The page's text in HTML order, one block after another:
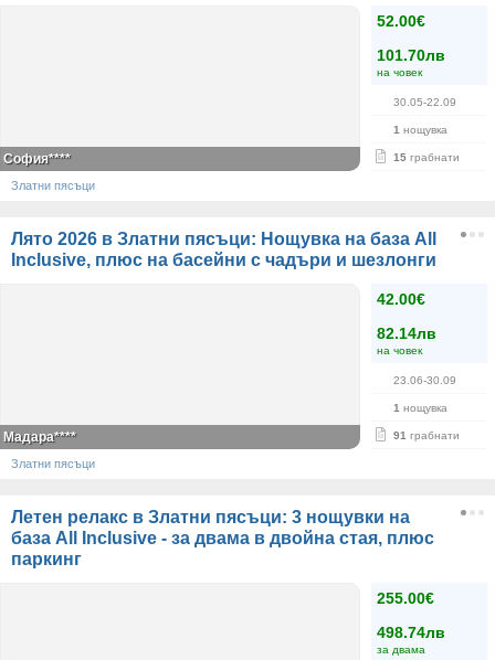
52.00€
101.70лв
на човек
30.05-22.09
1 нощувка
15 грабнати
София****
Златни пясъци
Лято 2026 в Златни пясъци: Нощувка на база All
Inclusive, плюс на басейни с чадъри и шезлонги
42.00€
82.14лв
на човек
23.06-30.09
1 нощувка
91 грабнати
Мадара****
Златни пясъци
Летен релакс в Златни пясъци: 3 нощувки на
база All Inclusive - за двама в двойна стая, плюс
паркинг
255.00€
498.74лв
за двама